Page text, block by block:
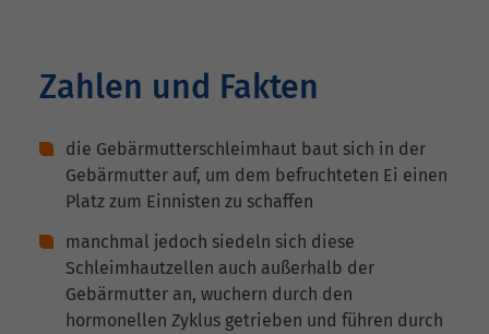
Zahlen und Fakten
die Gebärmutterschleimhaut baut sich in der
Gebärmutter auf, um dem befruchteten Ei einen
Platz zum Einnisten zu schaffen
manchmal jedoch siedeln sich diese
Schleimhautzellen auch außerhalb der
Gebärmutter an, wuchern durch den
hormonellen Zyklus getrieben und führen durch